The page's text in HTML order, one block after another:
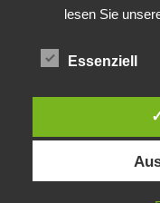
lesen Sie
Essenziell